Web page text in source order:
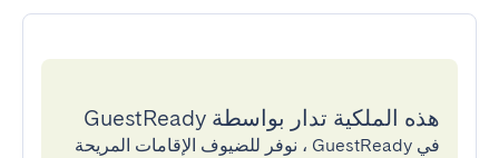
هذه الملكية تدار بواسطة GuestReady
في GuestReady ، نوفر للضيوف الإقامات المريحة